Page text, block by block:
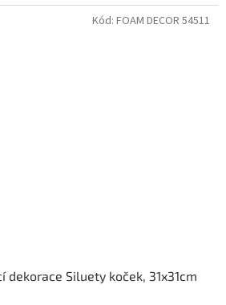
dekorace Siluety koček, 31x31cm
Kód: FOAM DECOR 54511